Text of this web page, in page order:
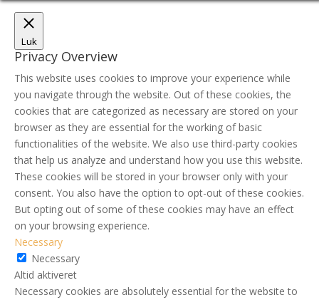
Luk
Privacy Overview
This website uses cookies to improve your experience while
you navigate through the website. Out of these cookies, the
cookies that are categorized as necessary are stored on your
browser as they are essential for the working of basic
functionalities of the website. We also use third-party cookies
that help us analyze and understand how you use this website.
These cookies will be stored in your browser only with your
consent. You also have the option to opt-out of these cookies.
But opting out of some of these cookies may have an effect
on your browsing experience.
Necessary
Necessary
Altid aktiveret
Necessary cookies are absolutely essential for the website to